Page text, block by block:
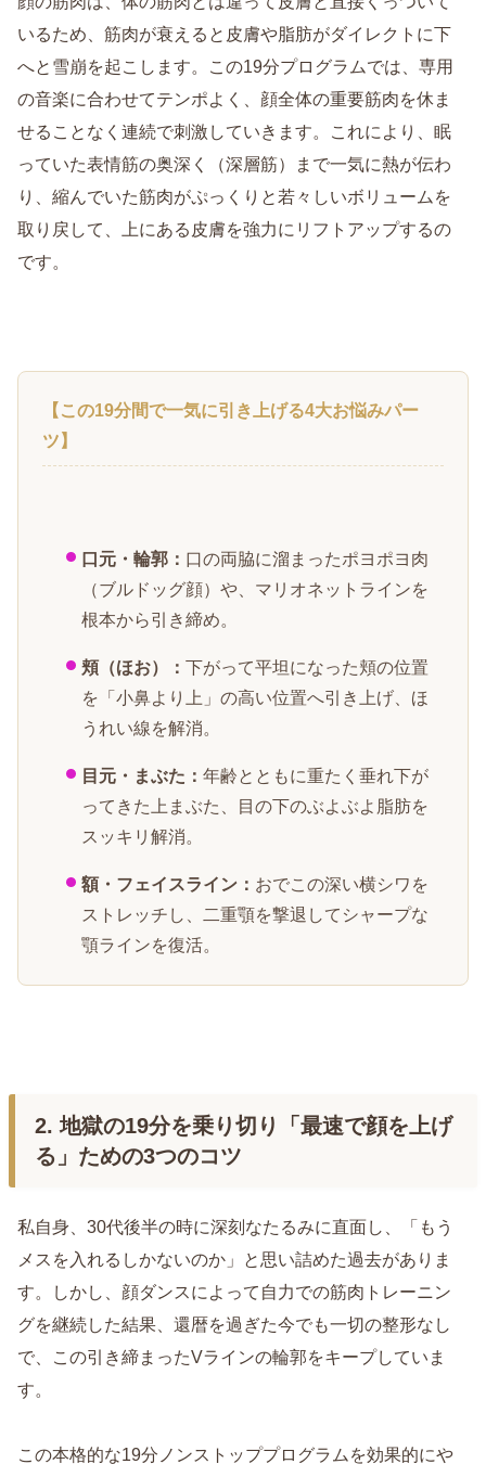
いるため、筋肉が衰えると皮膚や脂肪がダイレクトに下
へと雪崩を起こします。この19分プログラムでは、専用
の音楽に合わせてテンポよく、顔全体の重要筋肉を休ま
せることなく連続で刺激していきます。これにより、眠
っていた表情筋の奥深く（深層筋）まで一気に熱が伝わ
り、縮んでいた筋肉がぷっくりと若々しいボリュームを
取り戻して、上にある皮膚を強力にリフトアップするの
です。
【この19分間で一気に引き上げる4大お悩みパー
ツ】
口元・輪郭： 口の両脇に溜まったポヨポヨ肉
（ブルドッグ顔）や、マリオネットラインを
根本から引き締め。
頬（ほお）：下がって平坦になった頬の位置
を「小鼻より上」の高い位置へ引き上げ、ほ
うれい線を解消。
目元・まぶた：年齢とともに重たく垂れ下が
ってきた上まぶた、目の下のぶよぶよ脂肪を
スッキリ解消。
額・フェイスライン： おでこの深い横シワを
ストレッチし、二重顎を撃退してシャープな
顎ラインを復活。
2. 地獄の19分を乗り切り「最速で顔を上げ
る」ための3つのコツ
私自身、30代後半の時に深刻なたるみに直面し、「もう
メスを入れるしかないのか」と思い詰めた過去がありま
す。しかし、顔ダンスによって自力での筋肉トレーニン
グを継続した結果、還暦を過ぎた今でも一切の整形なし
で、この引き締まったVラインの輪郭をキープしていま
す。
この本格的な19分ノンストッププログラムを効果的にや